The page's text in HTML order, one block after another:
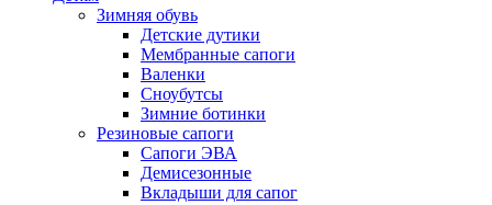
Зимняя обувь
Детские дутики
Мембранные сапоги
Валенки
Сноубутсы
Зимние ботинки
Резиновые сапоги
Сапоги ЭВА
Демисезонные
Вкладыши для сапог